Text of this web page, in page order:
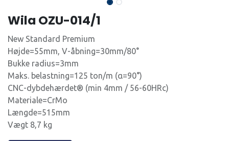
Wila OZU-014/1
New Standard Premium
Højde=55mm, V-åbning=30mm/80°
Bukke radius=3mm
Maks. belastning=125 ton/m (α=90°)
CNC-dybdehærdet® (min 4mm / 56-60HRc)
Materiale=CrMo
Længde=515mm
Vægt 8,7 kg